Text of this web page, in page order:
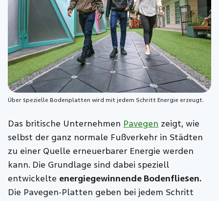
Über spezielle Bodenplatten wird mit jedem Schritt Energie erzeugt.
Das britische Unternehmen Pavegen zeigt, wie
selbst der ganz normale Fußverkehr in Städten
zu einer Quelle erneuerbarer Energie werden
kann. Die Grundlage sind dabei speziell
entwickelte energiegewinnende Bodenfliesen.
Die Pavegen-Platten geben bei jedem Schritt